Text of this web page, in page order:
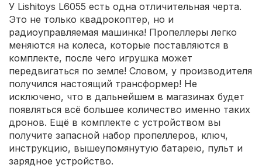
У Lishitoys L6055 есть одна отличительная черта.
Это не только квадрокоптер, но и
радиоуправляемая машинка! Пропеллеры легко
меняются на колеса, которые поставляются в
комплекте, после чего игрушка может
передвигаться по земле! Словом, у производителя
получился настоящий трансформер! Не
исключено, что в дальнейшем в магазинах будет
появляться всё большее количество именно таких
дронов. Ещё в комплекте с устройством вы
получите запасной набор пропеллеров, ключ,
инструкцию, вышеупомянутую батарею, пульт и
зарядное устройство.